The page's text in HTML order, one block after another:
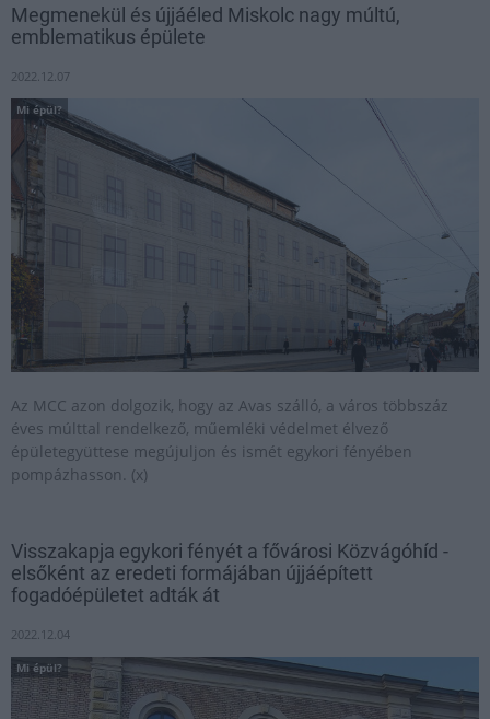
Megmenekül és újjáéled Miskolc nagy múltú,
emblematikus épülete
2022.12.07
Mi épül?
Az MCC azon dolgozik, hogy az Avas szálló, a város többszáz
éves múlttal rendelkező, műemléki védelmet élvező
épületegyüttese megújuljon és ismét egykori fényében
pompázhasson. (x)
Visszakapja egykori fényét a fővárosi Közvágóhíd -
elsőként az eredeti formájában újjáépített
fogadóépületet adták át
2022.12.04
Mi épül?